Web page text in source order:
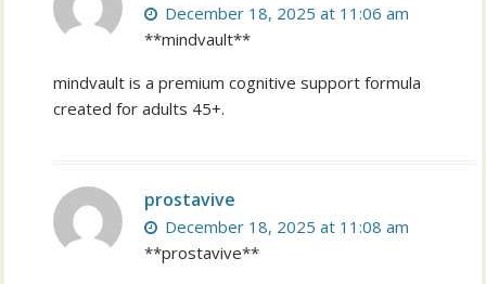
December 18, 2025 at 11:06 am
**mindvault**
mindvault is a premium cognitive support formula
created for adults 45+.
prostavive
December 18, 2025 at 11:08 am
**prostavive**